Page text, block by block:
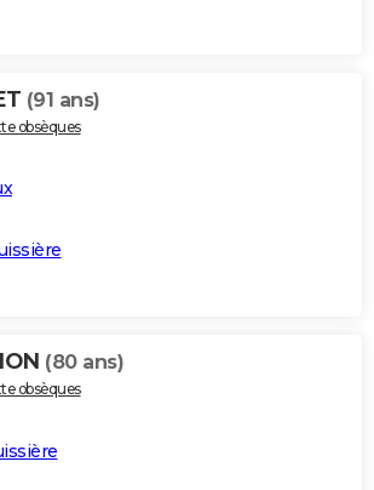
(91 ans)
obsèques
(80 ans)
obsèques